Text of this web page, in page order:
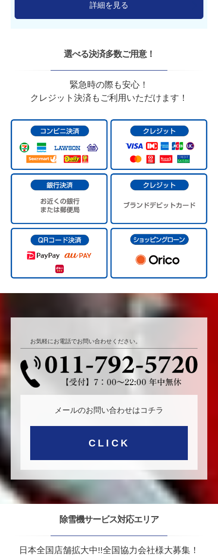
詳細を見る
選べる決済多数ご用意！
緊急時の際も安心！
クレジット決済もご利用いただけます！
お気軽にお電話でお問い合わせください。
メールのお問い合わせはコチラ
CLICK
除雪機サービス対応エリア
日本全国店舗拡大中!!全国協力会社様大募集！